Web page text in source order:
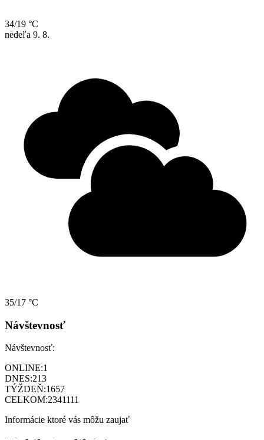
34/19 °C
nedeľa 9. 8.
35/17 °C
Návštevnosť
Návštevnosť:
ONLINE:1
DNES:213
TÝŽDEŇ:1657
CELKOM:2341111
Informácie ktoré vás môžu zaujať